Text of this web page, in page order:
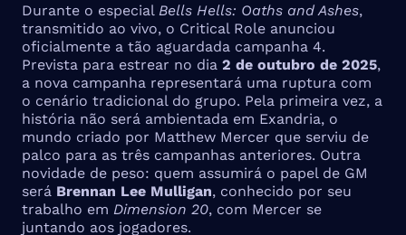
Durante o especial Bells Hells: Oaths and Ashes,
transmitido ao vivo, o Critical Role anunciou
oficialmente a tão aguardada campanha 4.
Prevista para estrear no dia 2 de outubro de 2025,
a nova campanha representará uma ruptura com
o cenário tradicional do grupo. Pela primeira vez, a
história não será ambientada em Exandria, o
mundo criado por Matthew Mercer que serviu de
palco para as três campanhas anteriores. Outra
novidade de peso: quem assumirá o papel de GM
será Brennan Lee Mulligan, conhecido por seu
trabalho em Dimension 20, com Mercer se
juntando aos jogadores.